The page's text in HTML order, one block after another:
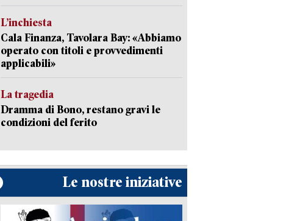
L’inchiesta
Cala Finanza, Tavolara Bay: «Abbiamo
operato con titoli e provvedimenti
applicabili»
La tragedia
Dramma di Bono, restano gravi le
condizioni del ferito
Le nostre iniziative